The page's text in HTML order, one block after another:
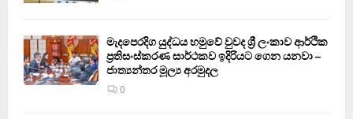
මැදපෙරදිග යුද්ධය හමුවේ වුවද ශ්‍රී ලංකාව ආර්ථික
ප්‍රතිසංස්කරණ සාර්ථකව ඉදිරියට ගෙන යනවා –
ජාත්‍යන්තර මූල්‍ය අරමුදල
0